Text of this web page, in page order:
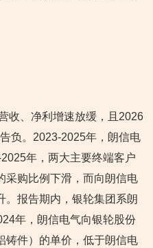
收、净利增速放缓，且2026
负。2023-2025年，朗信电
年，两大主要终端客户
采购比例下滑，而向朗信电
。报告期内，银轮集团系朗
年，朗信电气向银轮股份
铸件）的单价，低于朗信电